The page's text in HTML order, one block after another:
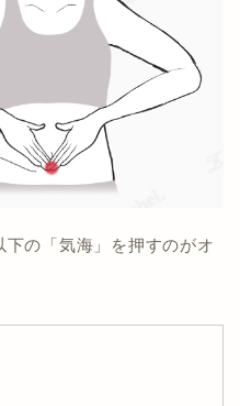
下の「気海」を押すのがオ